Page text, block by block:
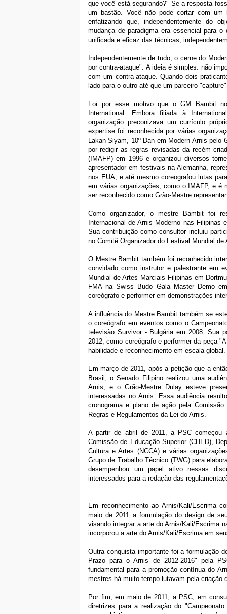
que você está segurando?" Se a resposta
um bastão. Você não pode cortar com
enfatizando que, independentemente do
mudança de paradigma era essencial para
unificada e eficaz das técnicas,
Independentemente de tudo, o cerne do
por contra-ataque". A ideia é simples: não
com um contra-ataque. Quando dois
lado para o outro até que um parceiro
Foi por esse motivo que o GM Bambit
International. Embora filiada à
organização preconizava um currículo
expertise foi reconhecida por várias
Lakan Siyam, 10º Dan em Modern Arnis
por redigir as regras revisadas da recém
(IMAFP) em 1996 e organizou diversos
apresentador em festivais na Alemanha,
nos EUA, e até mesmo coreografou lutas
em várias organizações, como o IMAFP, e é
ser reconhecido como Grão-Mestre
Como organizador, o mestre Bambit foi
Internacional de Arnis Moderno nas
Sua contribuição como consultor incluiu
no Comitê Organizador do Festival Mundial
O Mestre Bambit também foi reconhecido
convidado como instrutor e palestrante em
Mundial de Artes Marciais Filipinas em
FMA na Swiss Budo Gala Master Demo
coreógrafo e performer em demonstrações
A influência do Mestre Bambit também se
o coreógrafo em eventos como o
televisão Survivor - Bulgária em 2008. Sua
2012, como coreógrafo e performer da peça
habilidade e reconhecimento em escala global.
Em março de 2011, após a petição que a
Brasil, o Senado Filipino realizou uma
Arnis, e o Grão-Mestre Dulay esteve
interessadas no Arnis. Essa audiência
cronograma e plano de ação pela
Regras e Regulamentos da Lei do Arnis.
A partir de abril de 2011, a PSC começou
Comissão de Educação Superior (CHED),
Cultura e Artes (NCCA) e várias
Grupo de Trabalho Técnico (TWG) para
desempenhou um papel ativo nessas
interessados para a redação das
Em reconhecimento ao Arnis/Kali/Escrima
maio de 2011 a formulação do design de
visando integrar a arte do Arnis/Kali/Escrima
incorporou a arte do Arnis/Kali/Escrima em
Outra conquista importante foi a formulação
Prazo para o Arnis de 2012-2016" pela
fundamental para a promoção contínua do
mestres há muito tempo lutavam pela criação
Por fim, em maio de 2011, a PSC, em
diretrizes para a realização do